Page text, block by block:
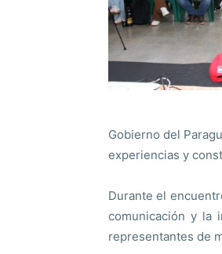
Gobierno del
experiencias y
Durante el
comunicación y la
representantes de